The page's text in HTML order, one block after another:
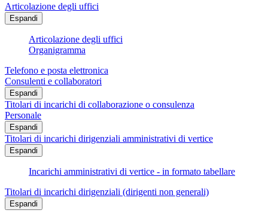
Articolazione degli uffici
Espandi
Articolazione degli uffici
Organigramma
Telefono e posta elettronica
Consulenti e collaboratori
Espandi
Titolari di incarichi di collaborazione o consulenza
Personale
Espandi
Titolari di incarichi dirigenziali amministrativi di vertice
Espandi
Incarichi amministrativi di vertice - in formato tabellare
Titolari di incarichi dirigenziali (dirigenti non generali)
Espandi